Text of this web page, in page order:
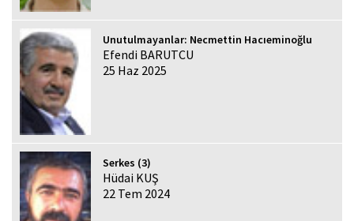
Unutulmayanlar: Necmettin Hacıeminoğlu
Efendi BARUTCU
25 Haz 2025
Serkes (3)
Hüdai KUŞ
22 Tem 2024